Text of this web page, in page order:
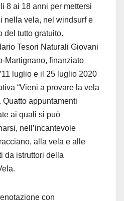
8 ai 18 anni per mettersi
nella vela, nel windsurf e
del tutto gratuito.
Tesori Naturali Giovani
Martignano, finanziato
luglio e il 25 luglio 2020
“Vieni a provare la vela
Quatto appuntamenti
ai quali si può
nell’incantevole
alla vela e alle
da istruttori della
con